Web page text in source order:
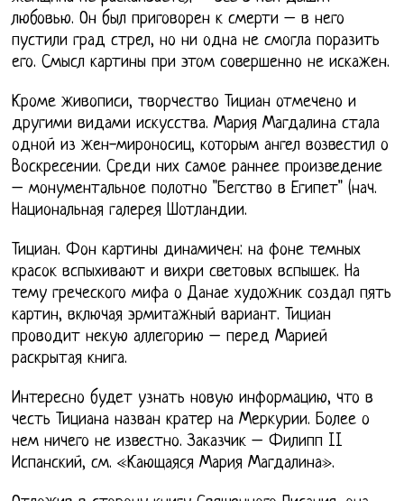
любовью. Он был приговорен к смерти – в него
пустили град стрел, но ни одна не смогла поразить
его. Смысл картины при этом совершенно не искажен.
Кроме живописи, творчество Тициан отмечено и
другими видами искусства. Мария Магдалина стала
одной из жен-мироносиц, которым ангел возвестил о
Воскресении. Среди них cамое раннее произведение
– монументальное полотно "Бегство в Египет" (нач.
Национальная галерея Шотландии.
Тициан. Фон картины динамичен: на фоне темных
красок вспыхивают и вихри световых вспышек. На
тему греческого мифа о Данае художник создал пять
картин, включая эрмитажный вариант. Тициан
проводит некую аллегорию – перед Марией
раскрытая книга.
Интересно будет узнать новую информацию, что в
честь Тициана назван кратер на Меркурии. Более о
нем ничего не известно. Заказчик – Филипп II
Испанский, см. «Кающаяся Мария Магдалина».